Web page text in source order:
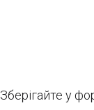
Зберігайте у